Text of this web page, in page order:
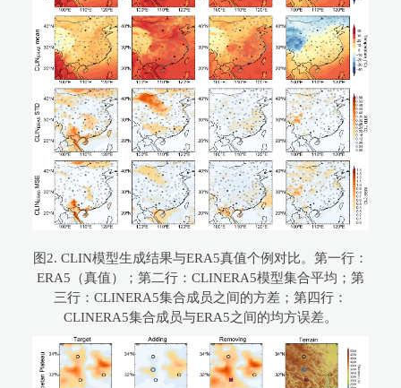
图2. CLIN模型生成结果与ERA5真值个例对比。第一行：
ERA5（真值）；第二行：CLINERA5模型集合平均；第
三行：CLINERA5集合成员之间的方差；第四行：
CLINERA5集合成员与ERA5之间的均方误差。